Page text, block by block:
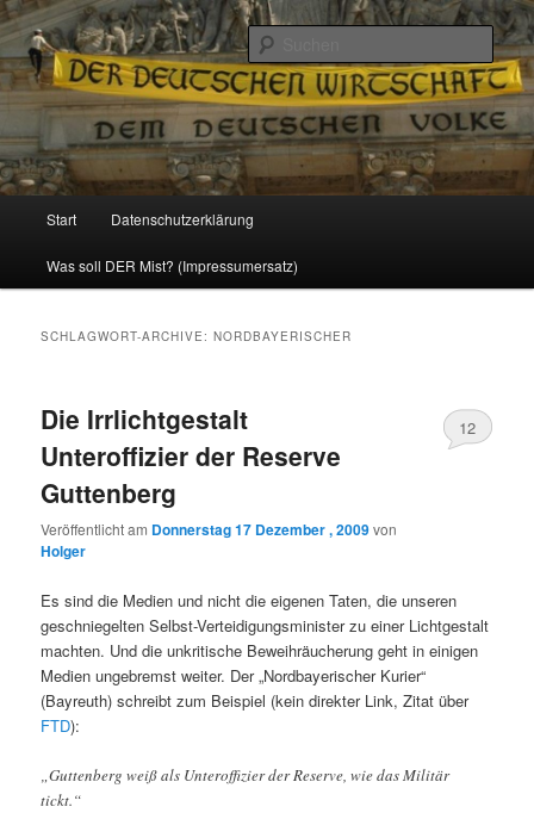
Reizzentrum
Politik, Wirtschaft, Soziales und Gesellschaft
Zum
Inhalt
Zum
sekundären
Start Datenschutzerklärung
Was soll DER Mist? (Impressumersatz)
SCHLAGWORT-ARCHIVE:NORDBAYERISCHER
Die Irrlichtgestalt
Unteroffizier der Reserve
Guttenberg
Veröffentlicht am Donnerstag 17 Dezember , 2009von
Holger
12
Es sind die Medien und nicht die eigenen Taten, die unseren
geschniegelten Selbst-Verteidigungsminister zu einer Lichtgestalt
machten. Und die unkritische Beweihräucherung geht in einigen
Medien ungebremst weiter. Der „Nordbayerischer Kurier“
(Bayreuth) schreibt zum Beispiel (kein direkter Link, Zitat über
FTD):
„Guttenberg weiß als Unteroffizier der Reserve, wie das Militär
tickt.“